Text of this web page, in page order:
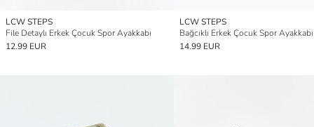
LCW STEPS
File Detaylı Erkek Çocuk Spor Ayakkabı
12.99 EUR
LCW STEPS
Bağcıklı Erkek Çocuk Spor Ayakkabı
14.99 EUR